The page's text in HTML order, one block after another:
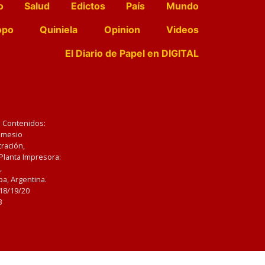
Salud Edictos País
Mundo
Quiniela Opinion
Videos
El Diario de Papel en DIGITAL
Impresora:
Argentina.
19/20